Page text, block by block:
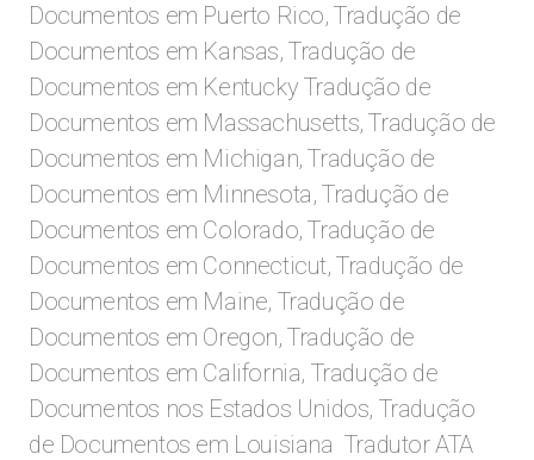
Documentos em Puerto Rico, Tradução de
Documentos em Kansas, Tradução de
Documentos em Kentucky Tradução de
Documentos em Massachusetts, Tradução de
Documentos em Michigan, Tradução de
Documentos em Minnesota, Tradução de
Documentos em Colorado, Tradução de
Documentos em Connecticut, Tradução de
Documentos em Maine, Tradução de
Documentos em Oregon, Tradução de
Documentos em California, Tradução de
Documentos nos Estados Unidos, Tradução
de Documentos em Louisiana Tradutor ATA